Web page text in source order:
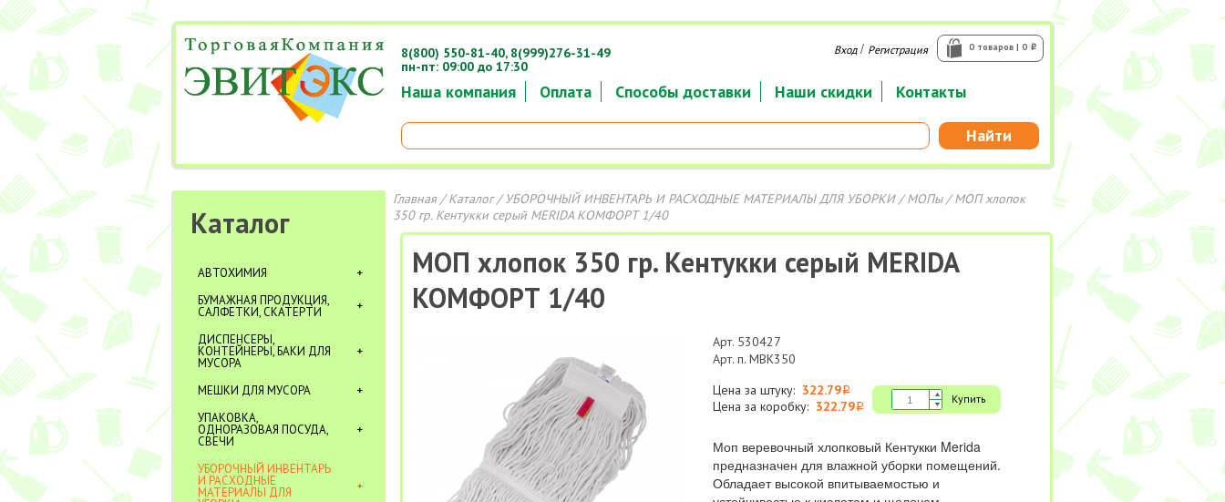
Наша компания Оплата Способы доставки Наши скидки Контакты
Найти
0 товаров | 0 i
Вход/ Регистрация
8(800) 550-81-40, 8(999)276-31-49
пн-пт: 09:00 до 17:30
Каталог
АВТОХИМИЯ
БУМАЖНАЯ ПРОДУКЦИЯ,
САЛФЕТКИ, СКАТЕРТИ
ДИСПЕНСЕРЫ,
КОНТЕЙНЕРЫ, БАКИ ДЛЯ
МУСОРА
МЕШКИ ДЛЯ МУСОРА
УПАКОВКА,
ОДНОРАЗОВАЯ ПОСУДА,
СВЕЧИ
УБОРОЧНЫЙ ИНВЕНТАРЬ
И РАСХОДНЫЕ
МАТЕРИАЛЫ ДЛЯ
Главная/Каталог/УБОРОЧНЫЙ ИНВЕНТАРЬ И РАСХОДНЫЕ МАТЕРИАЛЫ ДЛЯ УБОРКИ/МОПы/ МОП хлопок
350 гр. Кентукки серый MERIDA КОМФОРТ 1/40
МОП хлопок 350 гр. Кентукки серый MERIDA
КОМФОРТ 1/40
Арт. 530427
Арт. п. МВК350
Цена за штуку: 322.79i
Цена за коробку: 322.79i
Купить
Моп веревочный хлопковый Кентукки Merida
предназначен для влажной уборки помещений.
Обладает высокой впитываемостью и